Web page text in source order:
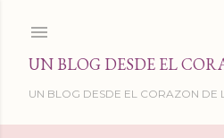
UN BLOG DESDE EL
UN BLOG DESDE EL CORAZON DE